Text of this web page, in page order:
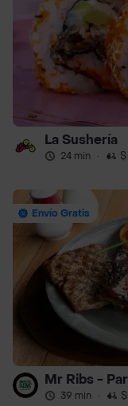
La Sushería
24 min ·
Envío Gratis
Mr Ribs -
39 min ·